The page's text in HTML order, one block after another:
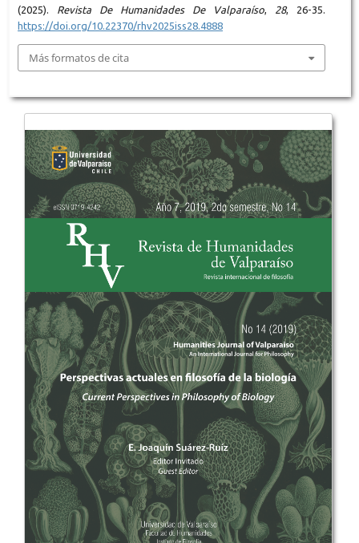
(2025). Revista De Humanidades De Valparaíso 28, 26-35.
https://doi.org/10.22370/rhv2025iss28.4888
Más formatos de cita